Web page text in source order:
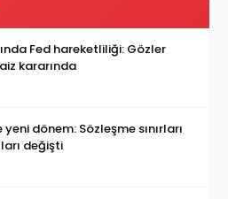
Fed hareketliliği: Gözler
kararında
dönem: Sözleşme sınırları
değişti